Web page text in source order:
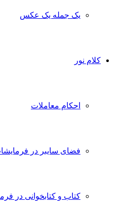
یک جمله یک عکس
نور
احکام معاملات
فضای سایبر در فرمایشات
کتاب و کتابخوانی در